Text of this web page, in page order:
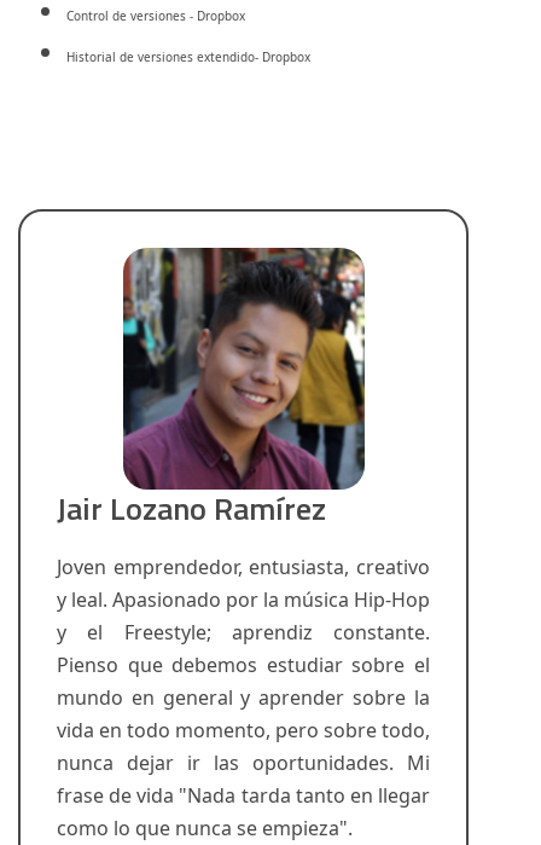
Control de versiones - Dropbox
Historial de versiones extendido- Dropbox
Jair Lozano Ramírez
Joven emprendedor, entusiasta, creativo
y leal. Apasionado por la música Hip-Hop
y el Freestyle; aprendiz constante.
Pienso que debemos estudiar sobre el
mundo en general y aprender sobre la
vida en todo momento, pero sobre todo,
nunca dejar ir las oportunidades. Mi
frase de vida "Nada tarda tanto en llegar
como lo que nunca se empieza".